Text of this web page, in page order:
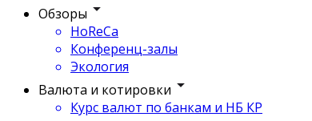
Обзоры
HoReCa
Конференц-залы
Экология
Валюта и котировки
Курс валют по банкам и НБ КР